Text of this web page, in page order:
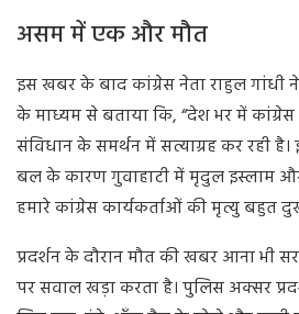
असम में एक और मौत
इस खबर के बाद कांग्रेस नेता राहुल गांधी
के माध्यम से बताया कि, “देश भर में कांग्रेस
संविधान के समर्थन में सत्याग्रह कर रही
बल के कारण गुवाहाटी में मृदुल इस्लाम
हमारे कांग्रेस कार्यकर्ताओं की मृत्यु बहुत
प्रदर्शन के दौरान मौत की खबर आना भी
पर सवाल खड़ा करता है। पुलिस अक्सर